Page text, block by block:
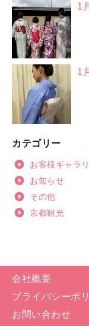
1
1
カテゴリー
お客様ギャラ
お知らせ
その他
京都観光
会社概要
プライバシーポ
お問い合わせ